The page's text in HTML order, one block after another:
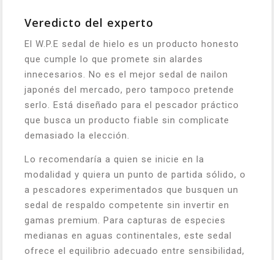
Veredicto del experto
El W.P.E sedal de hielo es un producto honesto
que cumple lo que promete sin alardes
innecesarios. No es el mejor sedal de nailon
japonés del mercado, pero tampoco pretende
serlo. Está diseñado para el pescador práctico
que busca un producto fiable sin complicate
demasiado la elección.
Lo recomendaría a quien se inicie en la
modalidad y quiera un punto de partida sólido, o
a pescadores experimentados que busquen un
sedal de respaldo competente sin invertir en
gamas premium. Para capturas de especies
medianas en aguas continentales, este sedal
ofrece el equilibrio adecuado entre sensibilidad,